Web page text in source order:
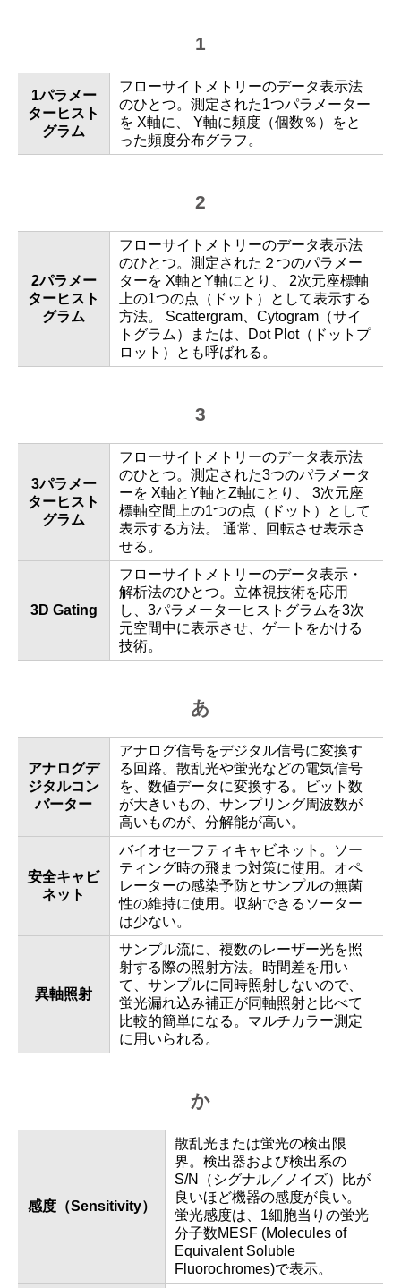
1
1パラメー
ターヒスト
グラム
フローサイトメトリーのデータ表示法
のひとつ。測定された1つパラメーター
を X軸に、 Y軸に頻度（個数％）をと
った頻度分布グラフ。
2
2パラメー
ターヒスト
グラム
フローサイトメトリーのデータ表示法
のひとつ。測定された２つのパラメー
ターを X軸とY軸にとり、 2次元座標軸
上の1つの点（ドット）として表示する
方法。 Scattergram、Cytogram（サイ
トグラム）または、Dot Plot（ドットプ
ロット）とも呼ばれる。
3
3パラメー
ターヒスト
グラム
フローサイトメトリーのデータ表示法
のひとつ。測定された3つのパラメータ
ーを X軸とY軸とZ軸にとり、 3次元座
標軸空間上の1つの点（ドット）として
表示する方法。 通常、回転させ表示さ
せる。
3D Gating
フローサイトメトリーのデータ表示・
解析法のひとつ。立体視技術を応用
し、3パラメーターヒストグラムを3次
元空間中に表示させ、ゲートをかける
技術。
あ
アナログデ
ジタルコン
バーター
アナログ信号をデジタル信号に変換す
る回路。散乱光や蛍光などの電気信号
を、数値データに変換する。ビット数
が大きいもの、サンプリング周波数が
高いものが、分解能が高い。
安全キャビ
ネット
バイオセーフティキャビネット。ソー
ティング時の飛まつ対策に使用。オペ
レーターの感染予防とサンプルの無菌
性の維持に使用。収納できるソーター
は少ない。
異軸照射
サンプル流に、複数のレーザー光を照
射する際の照射方法。時間差を用い
て、サンプルに同時照射しないので、
蛍光漏れ込み補正が同軸照射と比べて
比較的簡単になる。マルチカラー測定
に用いられる。
か
感度（Sensitivity）
散乱光または蛍光の検出限
界。検出器および検出系の
S/N（シグナル／ノイズ）比が
良いほど機器の感度が良い。
蛍光感度は、1細胞当りの蛍光
分子数MESF (Molecules of
Equivalent Soluble
Fluorochromes)で表示。